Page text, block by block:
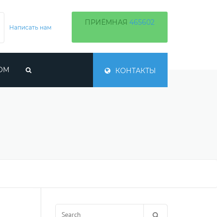
Написать нам
ПРИЁМНАЯ 465602
КОНТАКТЫ